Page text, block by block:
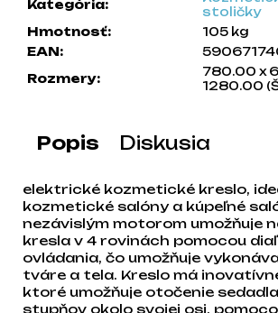
Kategória:
stoličky
Hmotnosť:
105 kg
EAN:
Rozmery:
780.00 x
1280.00
Popis Diskusia
elektrické kozmetické kreslo,
kozmetické salóny a kúpeľné
nezávislým motorom umožňuje
kresla v 4 rovinách pomocou
ovládania, čo umožňuje
tváre a tela. Kreslo má
ktoré umožňuje otočenie
stupňov okolo svojej osi.